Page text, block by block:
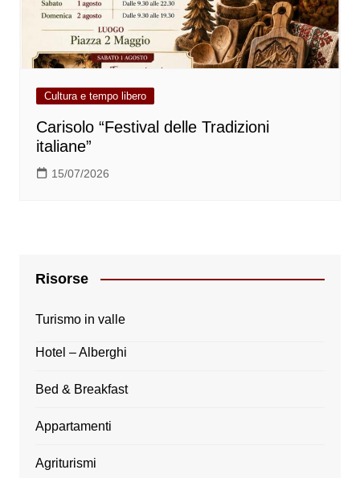
Cultura e tempo libero
Carisolo “Festival delle Tradizioni
italiane”
15/07/2026
Risorse
Turismo in valle
Hotel – Alberghi
Bed & Breakfast
Appartamenti
Agriturismi